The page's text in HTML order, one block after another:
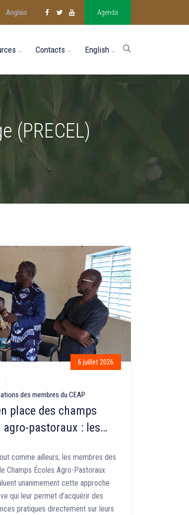
Anglais Agenda
Contacts English
(PRECEL)
6 juillet 2026
des membres du CEAP
place des champs
agro-pastoraux : les
l’initiative
comme ailleurs, les membres des
Champs Écoles Agro-Pastoraux
unanimement cette approche
qui leur permet d’acquérir des
pratiques directement sur leurs